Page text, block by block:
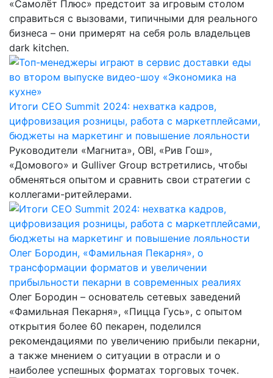
«Самолёт Плюс» предстоит за игровым столом
справиться с вызовами, типичными для реального
бизнеса – они примерят на себя роль владельцев
dark kitchen.
Итоги CEO Summit 2024: нехватка кадров,
цифровизация розницы, работа с маркетплейсами,
бюджеты на маркетинг и повышение лояльности
Руководители «Магнита», OBI, «Рив Гош»,
«Домового» и Gulliver Group встретились, чтобы
обменяться опытом и сравнить свои стратегии с
коллегами-ритейлерами.
Олег Бородин, «Фамильная Пекарня», о
трансформации форматов и увеличении
прибыльности пекарни в современных реалиях
Олег Бородин – основатель сетевых заведений
«Фамильная Пекарня», «Пицца Гусь», с опытом
открытия более 60 пекарен, поделился
рекомендациями по увеличению прибыли пекарни,
а также мнением о ситуации в отрасли и о
наиболее успешных форматах торговых точек.